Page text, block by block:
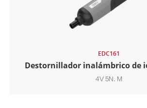
EDC161
Destornillador inalámbrico de
4V 5N. M